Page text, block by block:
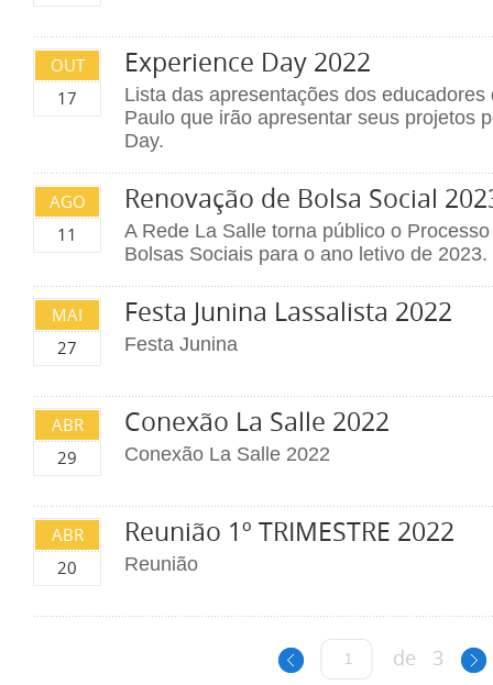
OUT
17
Experience Day 2022
Lista das apresentações dos
Paulo que irão apresentar seus projetos
Day.
AGO
11
Renovação de Bolsa Social
A Rede La Salle torna público o
Bolsas Sociais para o ano letivo de 2023.
MAI
27
Festa Junina Lassalista 2022
Festa Junina
ABR
29
Conexão La Salle 2022
Conexão La Salle 2022
ABR
20
Reunião 1º TRIMESTRE 2022
Reunião
de 3